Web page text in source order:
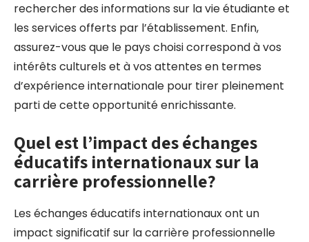
rechercher des informations sur la vie étudiante et
les services offerts par l’établissement. Enfin,
assurez-vous que le pays choisi correspond à vos
intérêts culturels et à vos attentes en termes
d’expérience internationale pour tirer pleinement
parti de cette opportunité enrichissante.
Quel est l’impact des échanges
éducatifs internationaux sur la
carrière professionnelle?
Les échanges éducatifs internationaux ont un
impact significatif sur la carrière professionnelle